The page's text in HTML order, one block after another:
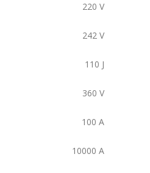
220 V
242 V
110 J
360 V
100 A
10000 A